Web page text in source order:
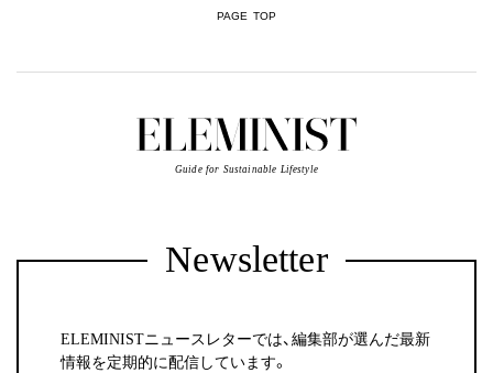
PAGE TOP
Guide for Sustainable Lifestyle
Newsletter
ELEMINISTニュースレターでは、編集部が選んだ最新
情報を定期的に配信しています。